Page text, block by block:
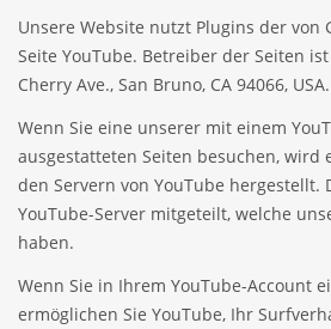
Unsere Website nutzt Plugins der von
Seite YouTube. Betreiber der Seiten ist
Cherry Ave., San Bruno, CA 94066, USA.
Wenn Sie eine unserer mit einem
ausgestatteten Seiten besuchen, wird
den Servern von YouTube hergestellt.
YouTube-Server mitgeteilt, welche
haben.
Wenn Sie in Ihrem YouTube-Account
ermöglichen Sie YouTube, Ihr